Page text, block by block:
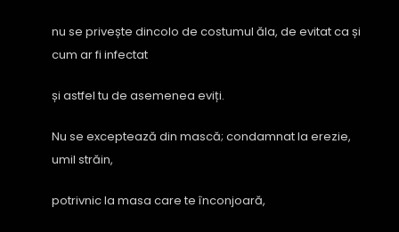
nu se privește dincolo de costumul ăla, de evitat ca și
cum ar fi infectat
și astfel tu de asemenea eviți.
Nu se exceptează din mască; condamnat la erezie,
umil străin,
potrivnic la masa care te înconjoară,